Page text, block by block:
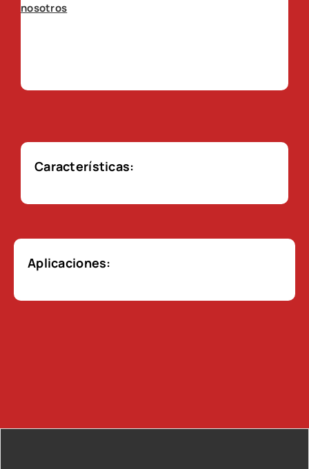
nosotros
Características:
Aplicaciones: